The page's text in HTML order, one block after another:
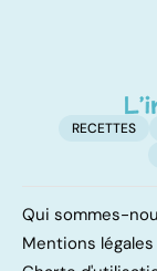
RECETTES
Qui sommes-
Mentions légales